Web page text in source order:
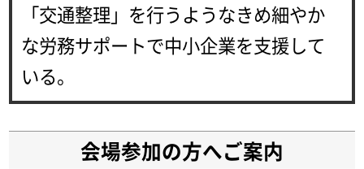
「交通整理」を行うようなきめ細やか
な労務サポートで中小企業を支援して
いる。
会場参加の方へご案内